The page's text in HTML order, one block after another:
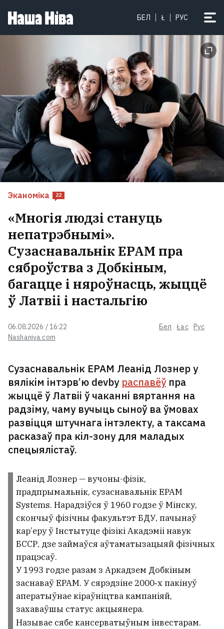
БЕЛ Ł РУС
Эканоміка 22
Nashaniva.com
06.08.2026 / 16:22 Бел Łac Рус
«Многія людзі стануць
непатрэбнымі».
Сузаснавальнік EPAM пра
сяброўства з Добкіным,
багацце і няроўнасць, жыццё
ў Латвіі і настальгію
Сузаснавальнік EPAM Леанід Лознер у
вялікім інтэрв’ю devby распавёўпра
жыццё ў Латвіі ў чаканні вяртання на
радзіму, чаму вучыць сыноў ва ўмовах
развіцця штучнага інтэлекту, а таксама
расказаў пра кіл-зону для маладых
спецыялістаў.
Леанід Лознер — вучоны-фізік,
прадпрымальнік, сузаснавальнік EPAM
Systems. Нарадзіўся ў 1960 годзе ў Мінску,
скончыў фізічны факультэт БДУ, пачынаў
кар’еру ў Інстытуце фізікі Акадэміі навук
БССР, дзе займаўся аўтаматызацыяй фізічных
працэсаў.
У 1993 годзе разам з Аркадзем Добкіным
заснаваў EPAM. У сярэдзіне 2000‑х пакінуў
аператыўнае кіраўніцтва кампаніяй,
захаваўшы статус акцыянера.
Называе сябе кансерватыўным інвестарам.